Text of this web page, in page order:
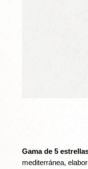
Gama de 5
mediterránea,